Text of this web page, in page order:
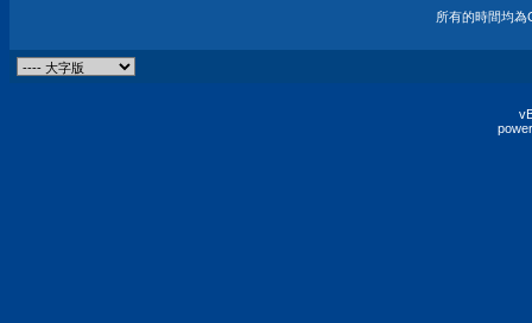
所有的時間均為